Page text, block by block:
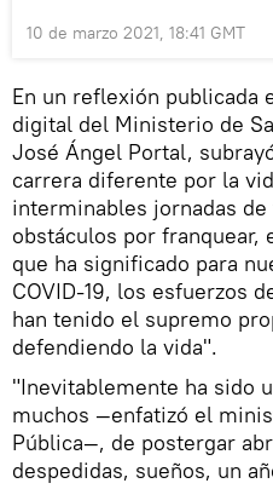
10 de marzo 2021, 18:41 GMT
En un reflexión publicada
digital del Ministerio de
José Ángel Portal,
carrera diferente por la
interminables jornadas
obstáculos por franquear,
que ha significado para
COVID-19, los esfuerzos
han tenido el supremo
defendiendo la vida".
"Inevitablemente ha sido
muchos —enfatizó el
Pública—, de postergar
despedidas, sueños, un